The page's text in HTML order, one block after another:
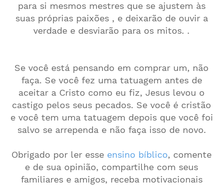
para si mesmos mestres que se ajustem às
suas próprias paixões , e deixarão de ouvir a
verdade e desviarão para os mitos. .
Se você está pensando em comprar um, não
faça. Se você fez uma tatuagem antes de
aceitar a Cristo como eu fiz, Jesus levou o
castigo pelos seus pecados. Se você é cristão
e você tem uma tatuagem depois que você foi
salvo se arrependa e não faça isso de novo.
Obrigado por ler esse ensino bíblico, comente
e de sua opinião, compartilhe com seus
familiares e amigos, receba motivacionais